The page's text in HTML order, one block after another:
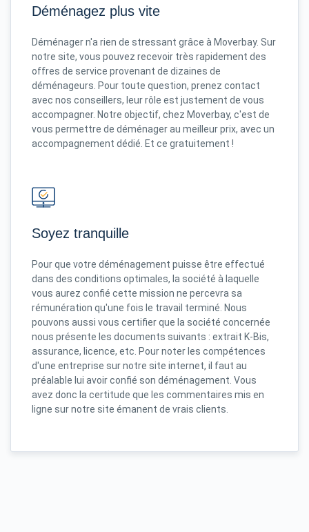
Déménagez plus vite
Déménager n'a rien de stressant grâce à Moverbay. Sur
notre site, vous pouvez recevoir très rapidement des
offres de service provenant de dizaines de
déménageurs. Pour toute question, prenez contact
avec nos conseillers, leur rôle est justement de vous
accompagner. Notre objectif, chez Moverbay, c'est de
vous permettre de déménager au meilleur prix, avec un
accompagnement dédié. Et ce gratuitement !
Soyez tranquille
Pour que votre déménagement puisse être effectué
dans des conditions optimales, la société à laquelle
vous aurez confié cette mission ne percevra sa
rémunération qu'une fois le travail terminé. Nous
pouvons aussi vous certifier que la société concernée
nous présente les documents suivants : extrait K-Bis,
assurance, licence, etc. Pour noter les compétences
d'une entreprise sur notre site internet, il faut au
préalable lui avoir confié son déménagement. Vous
avez donc la certitude que les commentaires mis en
ligne sur notre site émanent de vrais clients.